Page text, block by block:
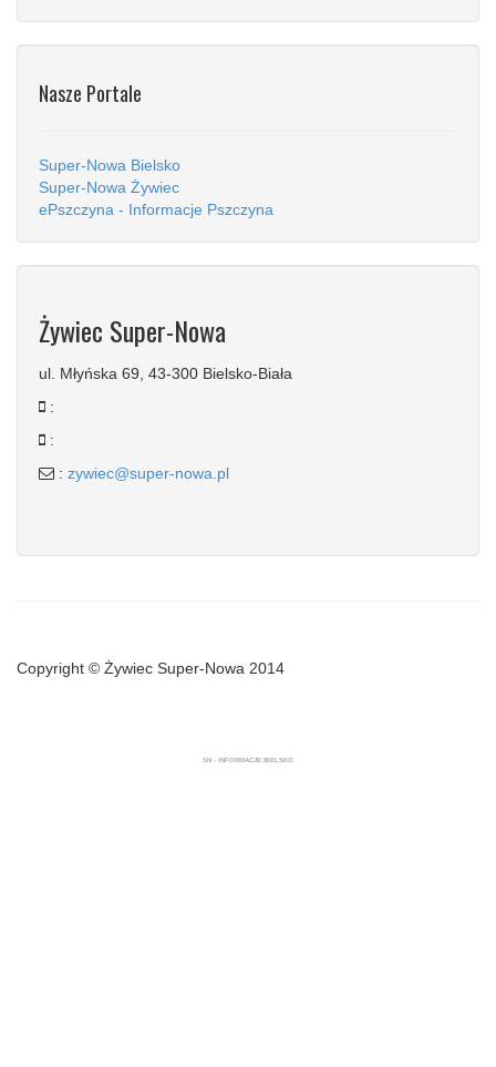
Nasze Portale
Super-Nowa Bielsko
Super-Nowa Żywiec
ePszczyna - Informacje Pszczyna
Żywiec Super-Nowa
ul. Młyńska 69, 43-300 Bielsko-Biała
:
:
: zywiec@super-nowa.pl
Copyright © Żywiec Super-Nowa 2014
SN - INFORMACJE BIELSKO